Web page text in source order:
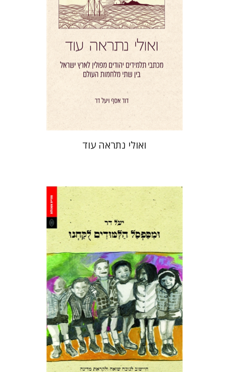
הנחת אתר ספר מודפס
$46
$41
ואולי נתראה עוד
יעל דר
יעקב (קובי) מצר
הנחת אתר ספר מודפס
$30
$27